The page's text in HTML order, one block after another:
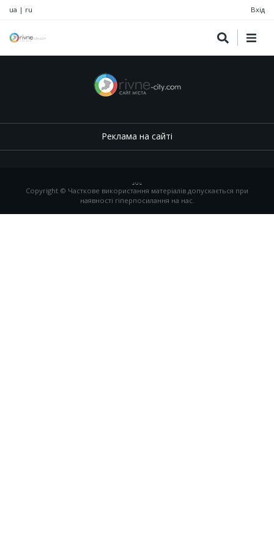
ua | ru Вхід
Реклама на сайті
.,.,.
Copyright © Часткове використання матеріалів допускається при
наявності гіперпосилання на нас.